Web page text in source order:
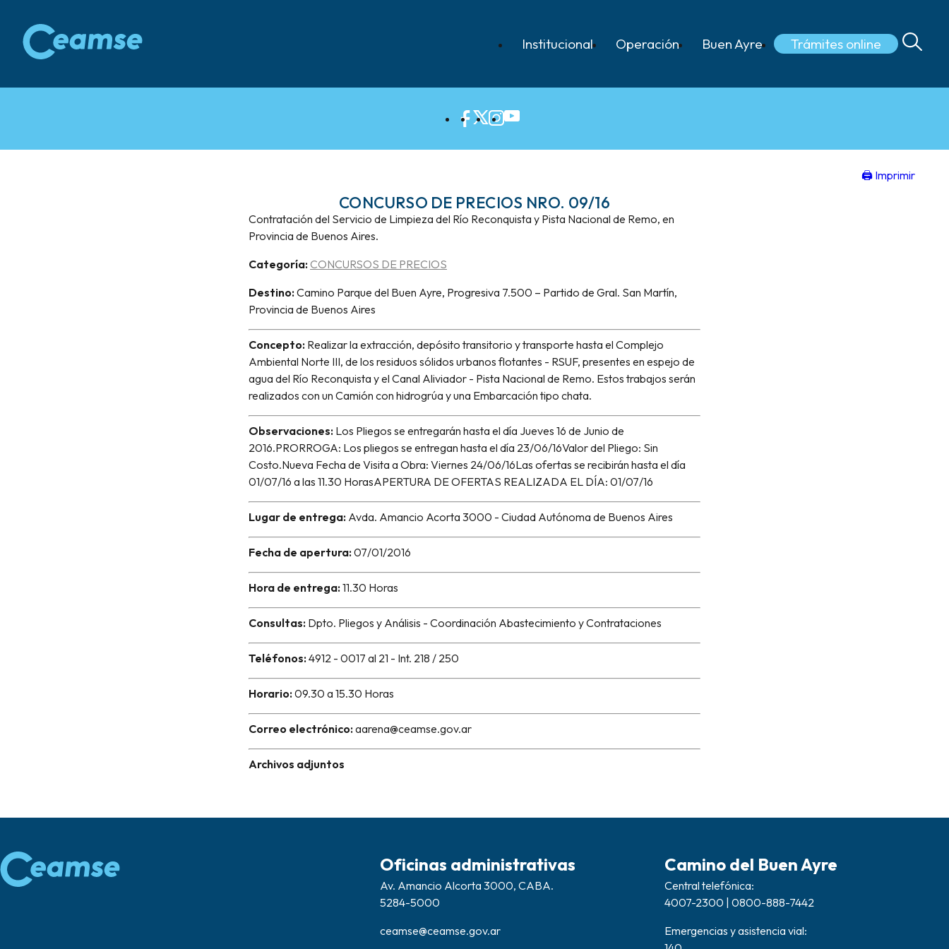
contenido
Institucional Operación Buen Ayre Trámites online
🖨 Imprimir
CONCURSO DE PRECIOS NRO. 09/16
Contratación del Servicio de Limpieza del Río Reconquista y Pista Nacional de Remo, en
Provincia de Buenos Aires.
Categoría:CONCURSOS DE PRECIOS
Destino:Camino Parque del Buen Ayre, Progresiva 7.500 – Partido de Gral. San Martín,
Provincia de Buenos Aires
Concepto: Realizar la extracción, depósito transitorio y transporte hasta el Complejo
Ambiental Norte III, de los residuos sólidos urbanos flotantes - RSUF, presentes en espejo de
agua del Río Reconquista y el Canal Aliviador - Pista Nacional de Remo. Estos trabajos serán
realizados con un Camión con hidrogrúa y una Embarcación tipo chata.
Observaciones: Los Pliegos se entregarán hasta el día Jueves 16 de Junio de
2016.PRORROGA: Los pliegos se entregan hasta el día 23/06/16Valor del Pliego: Sin
Costo.Nueva Fecha de Visita a Obra: Viernes 24/06/16Las ofertas se recibirán hasta el día
01/07/16 a las 11.30 HorasAPERTURA DE OFERTAS REALIZADA EL DÍA: 01/07/16
Lugar de entrega: Avda. Amancio Acorta 3000 - Ciudad Autónoma de Buenos Aires
Fecha de apertura:07/01/2016
Hora de entrega:11.30 Horas
Consultas: Dpto. Pliegos y Análisis - Coordinación Abastecimiento y Contrataciones
Teléfonos:4912 - 0017 al 21 - Int. 218 / 250
Horario:09.30 a 15.30 Horas
Correo electrónico:aarena@ceamse.gov.ar
Archivos adjuntos
Oficinas administrativas
Av. Amancio Alcorta 3000, CABA.
5284-5000
ceamse@ceamse.gov.ar
Camino del Buen Ayre
Central telefónica:
4007-2300 | 0800-888-7442
Emergencias y asistencia vial: